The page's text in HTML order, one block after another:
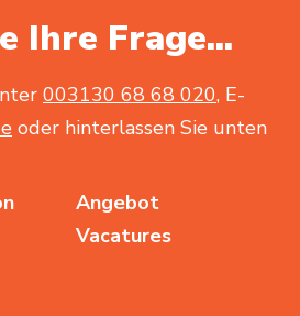
Ihre Frage...
003130 68 68 020, E-
oder hinterlassen Sie unten
Angebot
Vacatures